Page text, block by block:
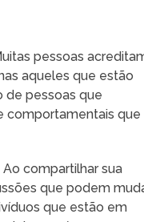
pessoas
aqueles que estão
de pessoas que
comportamentais que
compartilhar sua
que podem
que estão em